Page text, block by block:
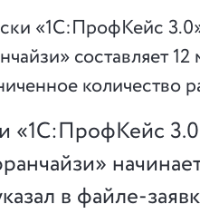
«1С:ПрофКейс
составляет
количество
«1С:ПрофКейс
в файле-